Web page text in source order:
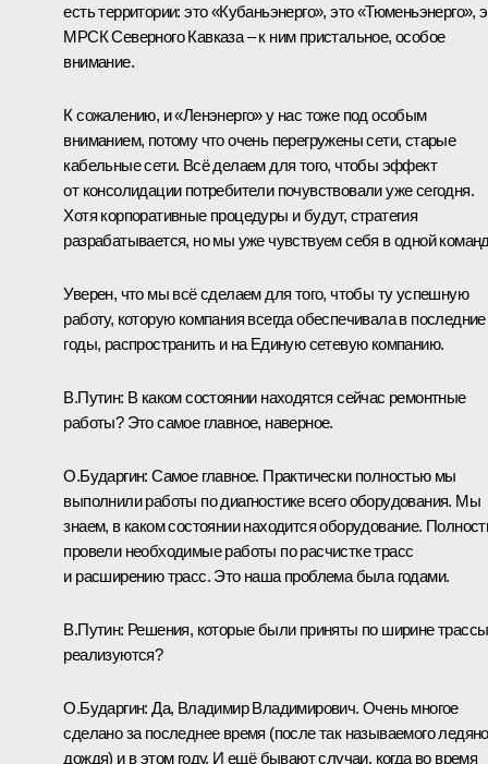
есть территории: это «Кубаньэнерго», это «Тюменьэнерго»,
МРСК Северного Кавказа – к ним пристальное, особое
внимание.
К сожалению, и «Ленэнерго» у нас тоже под особым
вниманием, потому что очень перегружены сети, старые
кабельные сети. Всё делаем для того, чтобы эффект
от консолидации потребители почувствовали уже сегодня.
Хотя корпоративные процедуры и будут, стратегия
разрабатывается, но мы уже чувствуем себя в одной
Уверен, что мы всё сделаем для того, чтобы ту успешную
работу, которую компания всегда обеспечивала в последние
годы, распространить и на Единую сетевую компанию.
В.Путин: В каком состоянии находятся сейчас ремонтные
работы? Это самое главное, наверное.
О.Бударгин:Самое главное. Практически полностью мы
выполнили работы по диагностике всего оборудования. Мы
знаем, в каком состоянии находится оборудование.
провели необходимые работы по расчистке трасс
и расширению трасс. Это наша проблема была годами.
В.Путин: Решения, которые были приняты по ширине
реализуются?
О.Бударгин:Да, Владимир Владимирович. Очень многое
сделано за последнее время (после так называемого
дождя) и в этом году. И ещё бывают случаи, когда во время